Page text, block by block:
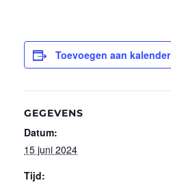
Toevoegen aan kalender
GEGEVENS
Datum:
15 juni 2024
Tijd: